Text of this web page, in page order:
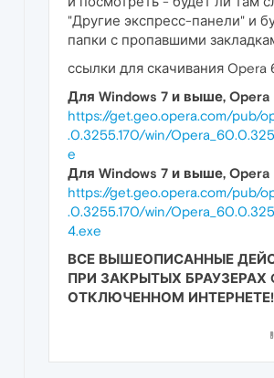
"Другие экспресс-панели" и
папки с пропавшими
ссылки для скачивания Opera
Для Windows 7 и выше, Opera
https://get.geo.opera.com/pub/
.0.3255.170/win/
e
Для Windows 7 и выше, Opera
https://get.geo.opera.com/pub/
.0.3255.170/win/
4.exe
ВСЕ ВЫШЕОПИСАННЫЕ
ПРИ ЗАКРЫТЫХ БРАУЗЕРАХ
ОТКЛЮЧЕННОМ